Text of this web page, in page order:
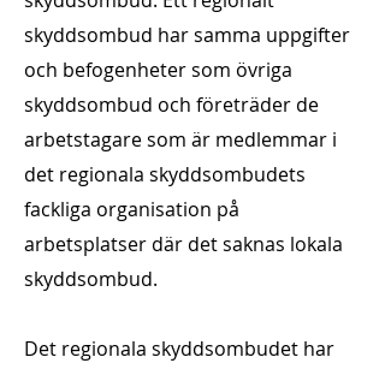
skyddsombud har samma uppgifter
och befogenheter som övriga
skyddsombud och företräder de
arbetstagare som är medlemmar i
det regionala skyddsombudets
fackliga organisation på
arbetsplatser där det saknas lokala
skyddsombud.
Det regionala skyddsombudet har